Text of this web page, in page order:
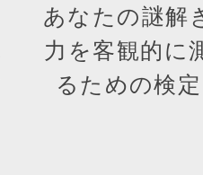
あなたの謎解
力を客観的に
るための検定